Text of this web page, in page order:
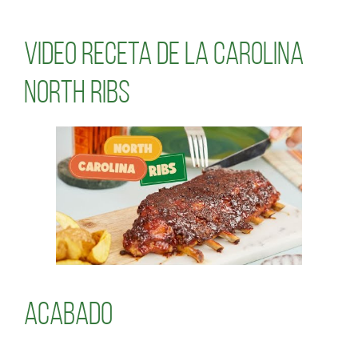
Video receta de la Carolina
North Ribs
Acabado